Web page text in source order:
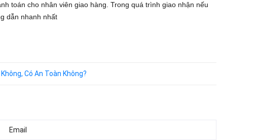
toán cho nhân viên giao hàng. Trong quá trình giao nhận nếu
dẫn nhanh nhất
Có An Toàn Không?